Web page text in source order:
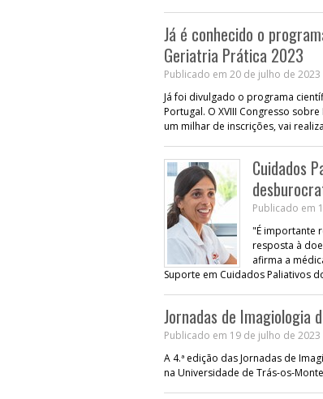
Já é conhecido o
Geriatria Prática 2023
Publicado em 20 de julho de 2023
Já foi divulgado o programa
Portugal. O XVIII Congresso
um milhar de inscrições, vai
Cuidados
Publicado em
"É importante
resposta à
afirma a
Suporte em Cuidados Paliativos
Jornadas de Imagiologia
Publicado em 19 de julho de 2023
A 4.ª edição das Jornadas de
na Universidade de Trás-os-